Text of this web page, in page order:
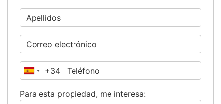
España
+34
Para esta propiedad, me interesa: